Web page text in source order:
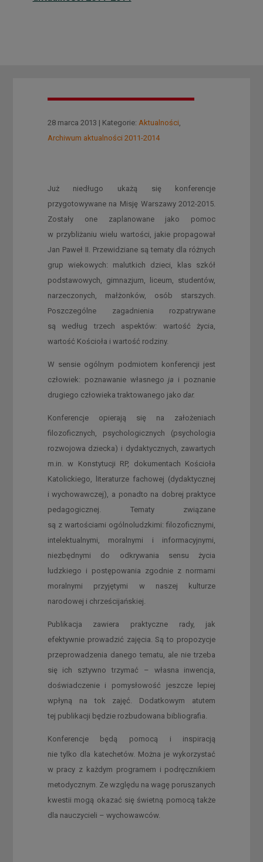
28 marca 2013 | Kategorie: Aktualności
Archiwum aktualności 2011-2014
Już niedługo ukażą się konferencje
przygotowywane na Misję Warszawy 2012-2015.
Zostały one zaplanowane jako pomoc
w przybliżaniu wielu wartości, jakie propagował
Jan Paweł II. Przewidziane są tematy dla różnych
grup wiekowych: malutkich dzieci, klas szkół
podstawowych, gimnazjum, liceum, studentów,
narzeczonych, małżonków, osób starszych.
Poszczególne zagadnienia rozpatrywane
są według trzech aspektów: wartość życia,
wartość Kościoła i wartość rodziny.
W sensie ogólnym podmiotem konferencji jest
człowiek: poznawanie własnegoja i poznanie
drugiego człowieka traktowanego jako dar.
Konferencje opierają się na założeniach
filozoficznych, psychologicznych (psychologia
rozwojowa dziecka) i dydaktycznych, zawartych
m.in. w Konstytucji RP, dokumentach Kościoła
Katolickiego, literaturze fachowej (dydaktycznej
i wychowawczej), a ponadto na dobrej praktyce
pedagogicznej. Tematy związane
są z wartościami ogólnoludzkimi: filozoficznymi,
intelektualnymi, moralnymi i informacyjnymi,
niezbędnymi do odkrywania sensu życia
ludzkiego i postępowania zgodnie z normami
moralnymi przyjętymi w naszej kulturze
narodowej i chrześcijańskiej.
Publikacja zawiera praktyczne rady, jak
efektywnie prowadzić zajęcia. Są to propozycje
przeprowadzenia danego tematu, ale nie trzeba
się ich sztywno trzymać – własna inwencja,
doświadczenie i pomysłowość jeszcze lepiej
wpłyną na tok zajęć. Dodatkowym atutem
tej publikacji będzie rozbudowana bibliografia.
Konferencje będą pomocą i inspiracją
nie tylko dla katechetów. Można je wykorzystać
w pracy z każdym programem i podręcznikiem
metodycznym. Ze względu na wagę poruszanych
kwestii mogą okazać się świetną pomocą także
dla nauczycieli – wychowawców.